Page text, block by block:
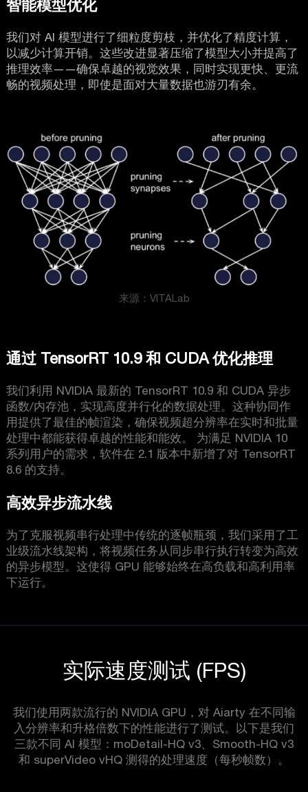
智能模型优化
我们对 AI 模型进行了细粒度剪枝，并优化了精度计算，
以减少计算开销。这些改进显著压缩了模型大小并提高了
推理效率——确保卓越的视觉效果，同时实现更快、更流
畅的视频处理，即使是面对大量数据也游刃有余。
来源：VITALab
通过 TensorRT 10.9 和 CUDA 优化推理
我们利用 NVIDIA 最新的 TensorRT 10.9 和 CUDA 异步
函数/内存池，实现高度并行化的数据处理。这种协同作
用提供了最佳的帧渲染，确保视频超分辨率在实时和批量
处理中都能获得卓越的性能和能效。 为满足 NVIDIA 10
系列用户的需求，软件在 2.1 版本中新增了对 TensorRT
8.6 的支持。
高效异步流水线
为了克服视频串行处理中传统的逐帧瓶颈，我们采用了工
业级流水线架构，将视频任务从同步串行执行转变为高效
的异步模型。这使得 GPU 能够始终在高负载和高利用率
下运行。
实际速度测试 (FPS)
我们使用两款流行的 NVIDIA GPU，对 Aiarty 在不同输
入分辨率和升格倍数下的性能进行了测试。以下是我们
三款不同 AI 模型：moDetail-HQ v3、Smooth-HQ v3
和 superVideo vHQ 测得的处理速度（每秒帧数）。